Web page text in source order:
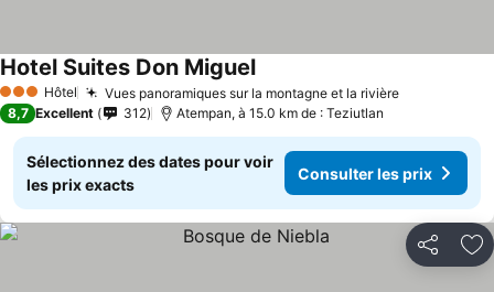
3 ÉtoilesHôtel Vues panoramiques sur la montagne et la rivière
Hotel Suites Don Miguel
8,7 Excellent 312 Atempan, à 15.0 km de : Teziutlan
Sélectionnez des dates pour voir
les prix exacts
Consulter les prix
Partager